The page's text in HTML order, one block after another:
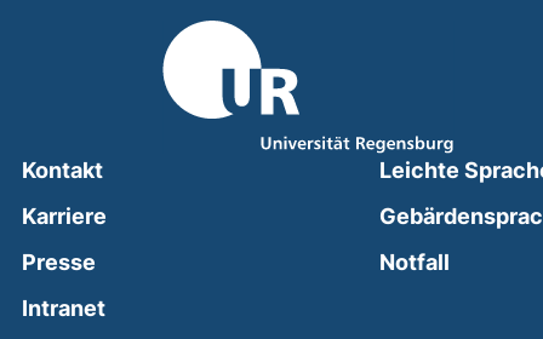
Kontakt
Karriere
Presse
Intranet(external link, opens in a new window)
Leichte
Notfall